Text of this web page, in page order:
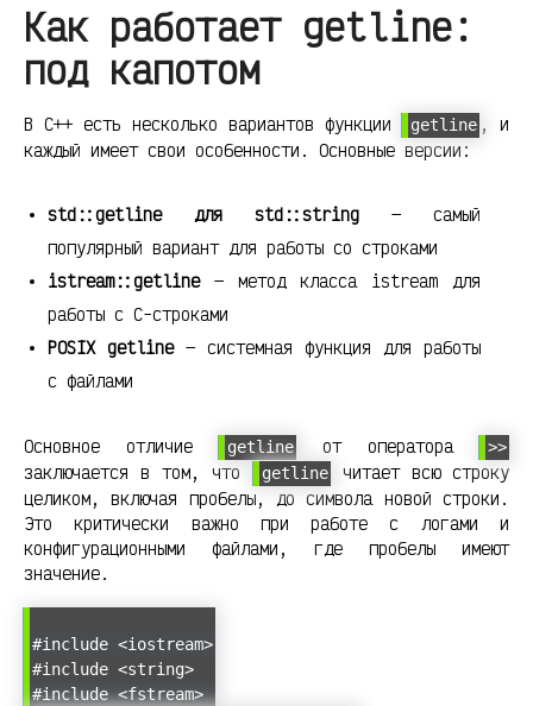
Как работает getline:
под капотом
В C++ есть несколько вариантов функции getline , и
каждый имеет свои особенности. Основные версии:
std::getline для std::string— самый
популярный вариант для работы со строками
istream::getline— метод класса istream для
работы с C-строками
POSIX getline— системная функция для работы
с файлами
Основное отличие getline от оператора >>
заключается в том, что getline
читает всю строку
целиком, включая пробелы, до символа новой строки.
Это критически важно при работе с логами и
конфигурационными файлами, где пробелы имеют
значение.
#include <iostream>
#include <string>
#include <fstream>